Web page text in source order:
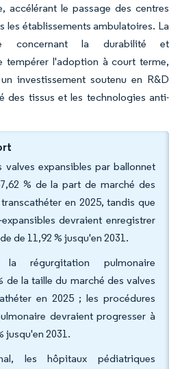
accélérant le passage des centres
les établissements ambulatoires. La
concernant la durabilité et
tempérer l'adoption à court terme,
investissement soutenu en R&D
des tissus et les technologies anti-
valves expansibles par ballonnet
% de la part de marché des
en 2025, tandis que
devraient enregistrer
de 11,92 % jusqu'en 2031.
régurgitation pulmonaire
de la taille du marché des valves
en 2025 ; les procédures
devraient progresser à
jusqu'en 2031.
les hôpitaux pédiatriques